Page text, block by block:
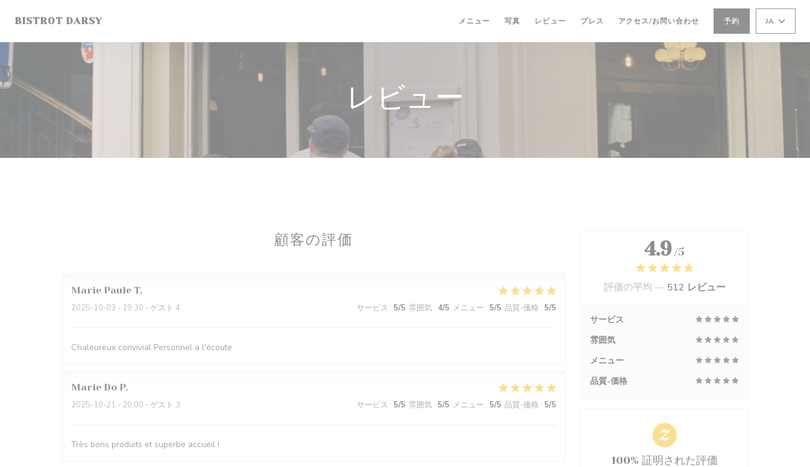
BISTROT DARSY メニュー 写真 レビュー プレス アクセス/お問い合わせ 予約 JA
レビュー
顧客の評価
Marie Paule T
2025-10-03 - 19:30 - ゲスト 4 サービス : 5/5 雰囲気 : 4/5 メニュー : 5/5 品質-価格 : 5/5
Chaleureux convivial Personnel a l'écoute
Marie Do P
2025-10-21 - 20:00 - ゲスト 3 サービス : 5/5 雰囲気 : 5/5 メニュー : 5/5 品質-価格 : 5/5
Très bons produits et superbe accueil !
4.9 /5
評価の平均 — 512 レビュー
サービス
雰囲気
メニュー
品質-価格
100% 証明された評価